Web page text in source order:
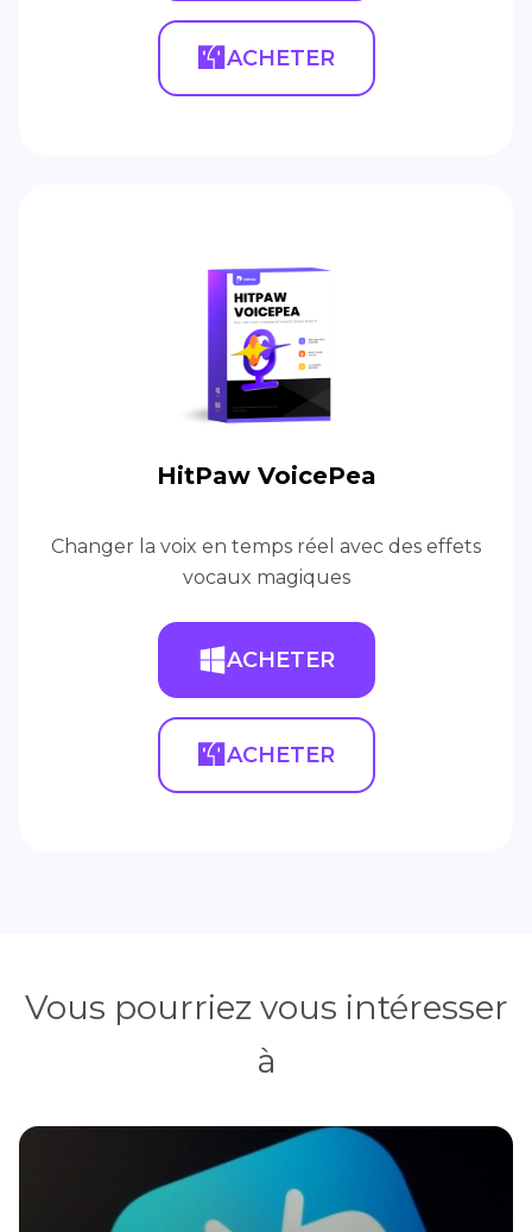
ACHETER
HitPaw VoicePea
Changer la voix en temps réel avec des effets
vocaux magiques
ACHETER
ACHETER
Vous pourriez vous intéresser
à